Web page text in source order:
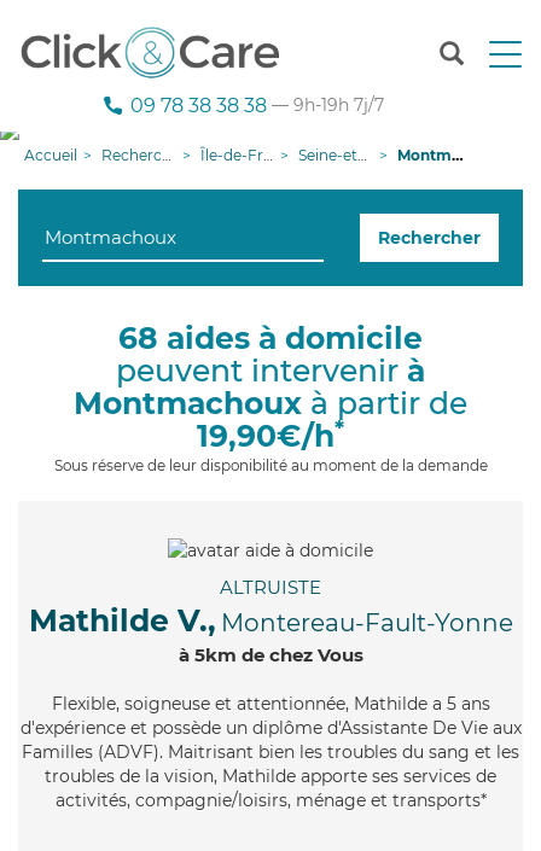
T
n
g
09 78 38 38 38 — 9h-19h 7j/7
Accueil Recherche aide à domicile Île-de-France Seine-et-Marne Montmachoux
Rechercher
68 aides à domicile
peuvent intervenir à
Montmachoux à partir de
19,90€/h*
Sous réserve de leur disponibilité au moment de la demande
ALTRUISTE
Mathilde V., Montereau-Fault-Yonne
à 5km de chez Vous
Flexible, soigneuse et attentionnée, Mathilde a 5 ans
d'expérience et possède un diplôme d'Assistante De Vie aux
Familles (ADVF). Maitrisant bien les troubles du sang et les
troubles de la vision, Mathilde apporte ses services de
activités, compagnie/loisirs, ménage et transports*